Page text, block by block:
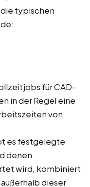
typischen
für CAD-
in der Regel eine
von
es festgelegte
denen
wird, kombiniert
dieser